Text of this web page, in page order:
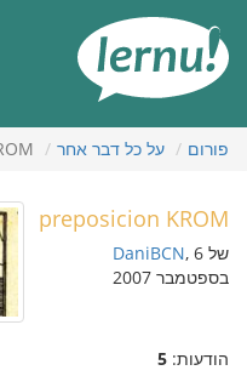
העניינים
פורום על כל דבר אחר
preposicion KROM
של DaniBCN, 6
בספטמבר 2007
הודעות: 5